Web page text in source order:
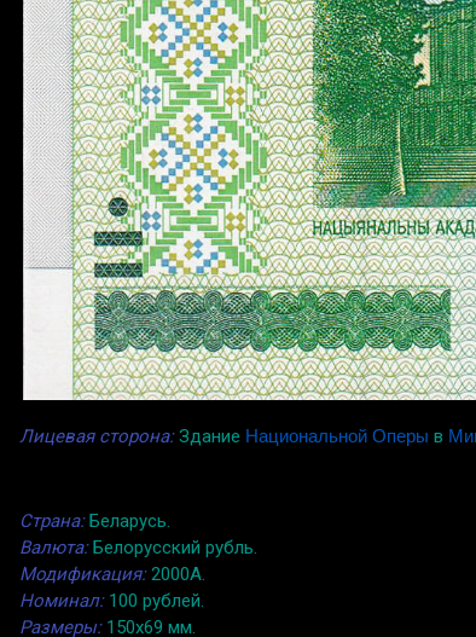
Лицевая сторона:Здание Национальной Оперы в
Страна:Беларусь.
Валюта:Белорусский рубль.
Модификация:2000A.
Номинал:100 рублей.
Размеры:150x69 мм.